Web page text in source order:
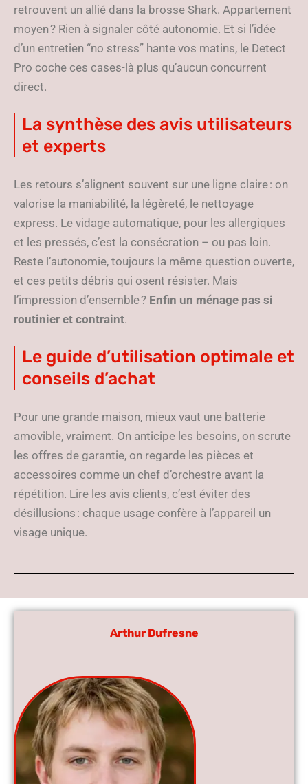
retrouvent un allié dans la brosse Shark. Appartement
moyen ? Rien à signaler côté autonomie. Et si l’idée
d’un entretien “no stress” hante vos matins, le Detect
Pro coche ces cases-là plus qu’aucun concurrent
direct.
La synthèse des avis utilisateurs
et experts
Les retours s’alignent souvent sur une ligne claire : on
valorise la maniabilité, la légèreté, le nettoyage
express. Le vidage automatique, pour les allergiques
et les pressés, c’est la consécration – ou pas loin.
Reste l’autonomie, toujours la même question ouverte,
et ces petits débris qui osent résister. Mais
l’impression d’ensemble ? Enfin un ménage pas si
routinier et contraint.
Le guide d’utilisation optimale et
conseils d’achat
Pour une grande maison, mieux vaut une batterie
amovible, vraiment. On anticipe les besoins, on scrute
les offres de garantie, on regarde les pièces et
accessoires comme un chef d’orchestre avant la
répétition. Lire les avis clients, c’est éviter des
désillusions : chaque usage confère à l’appareil un
visage unique.
Arthur Dufresne